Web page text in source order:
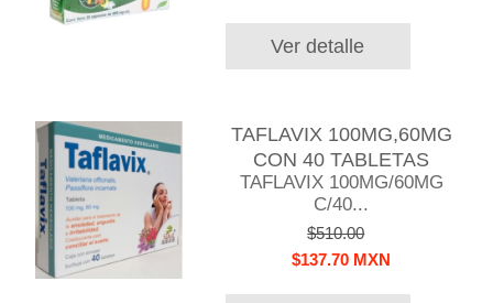
Ver detalle
TAFLAVIX 100MG,60MG
CON 40 TABLETAS
TAFLAVIX 100MG/60MG
C/40...
$510.00
$137.70 MXN